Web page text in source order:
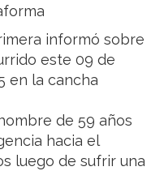
informó sobre
este 09 de
en la cancha
de 59 años
hacia el
luego de sufrir una